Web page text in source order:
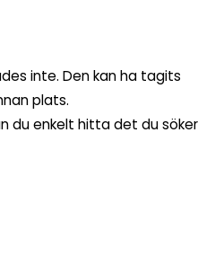
inte. Den kan ha tagits
plats.
du enkelt hitta det du söker